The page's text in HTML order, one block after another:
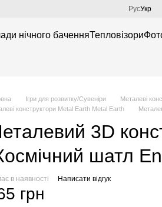
РусУкр
нічного баченняТепловізори
Ігри для розвитку/Сувеніри
Металеві
конструктори Metal Earth Metal Earth
3D
шатл
в наявності Написати відгук
грн